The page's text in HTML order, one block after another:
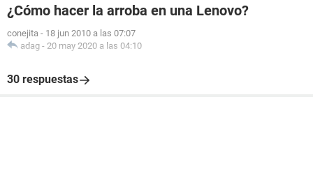
¿Cómo hacer la arroba en una Lenovo?
conejita - 18 jun 2010 a las 07:07
adag - 20 may 2020 a las 04:10
30 respuestas